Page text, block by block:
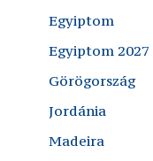
Egyiptom
Egyiptom
Görögország
Jordánia
Madeira